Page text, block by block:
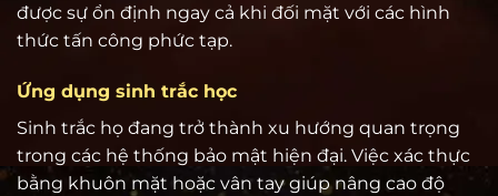
được sự ổn định ngay cả khi đối mặt với các hình
thức tấn công phức tạp.
Ứng dụng sinh trắc học
Sinh trắc họ đang trở thành xu hướng quan trọng
trong các hệ thống bảo mật hiện đại. Việc xác thực
bằng khuôn mặt hoặc vân tay giúp nâng cao độ